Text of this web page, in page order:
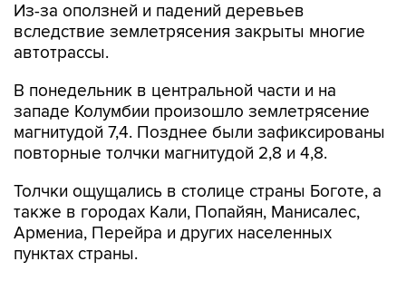
Из-за оползней и падений деревьев
вследствие землетрясения закрыты многие
автотрассы.
В понедельник в центральной части и на
западе Колумбии произошло землетрясение
магнитудой 7,4. Позднее были зафиксированы
повторные толчки магнитудой 2,8 и 4,8.
Толчки ощущались в столице страны Боготе, а
также в городах Кали, Попайян, Манисалес,
Армениа, Перейра и других населенных
пунктах страны.